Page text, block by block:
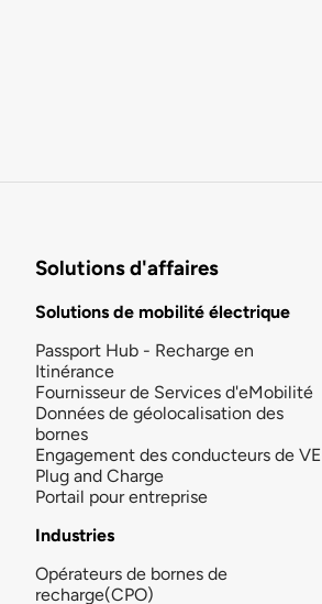
Solutions d'affaires
Solutions de mobilité électrique
Passport Hub - Recharge en
Itinérance
Fournisseur de Services d'eMobilité
Données de géolocalisation des
bornes
Engagement des conducteurs de VE
Plug and Charge
Portail pour entreprise
Industries
Opérateurs de bornes de
recharge(CPO)